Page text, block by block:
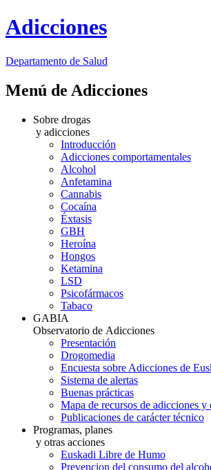
Adicciones
Departamento de Salud
Menú de Adicciones
Sobre drogas
y adicciones
Introducción
Adicciones comportamentales
Alcohol
Anfetamina
Cannabis
Cocaína
Éxtasis
GBH
Heroína
Hongos
Ketamina
LSD
Psicofármacos
Tabaco
GABIA
Observatorio de Adicciones
Presentación
Drogomedia
Encuesta sobre Adicciones de
Sistema de alertas
Buenas prácticas
Mapa de recursos de adicciones y
Publicaciones de carácter técnico
Programas, planes
y otras acciones
Euskadi Libre de Humo
Prevencion del consumo del